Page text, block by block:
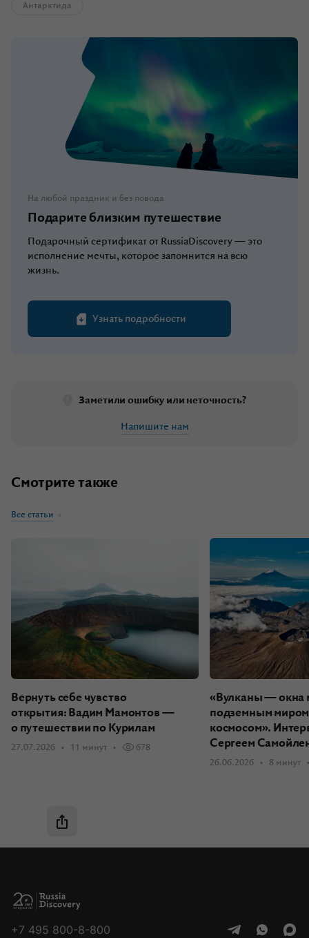
Антарктида
На любой праздник и без повода
Подарите близким путешествие
Подарочный сертификат от RussiaDiscovery — это
исполнение мечты, которое запомнится на всю
жизнь.
Узнать подробности
Заметили ошибку или неточность?
Напишите нам
Смотрите также
Все статьи
Вернуть себе чувство
открытия: Вадим Мамонтов —
о путешествии по Курилам
27.07.2026 11 минут 678
«Вулканы — окна
подземным
космосом».
Сергеем
26.06.2026 8 минут
Быстрая навигация
«Либо в этом году, либо никогда»: как мы решили поехать в Антарктиду
+7 495 800-8-800